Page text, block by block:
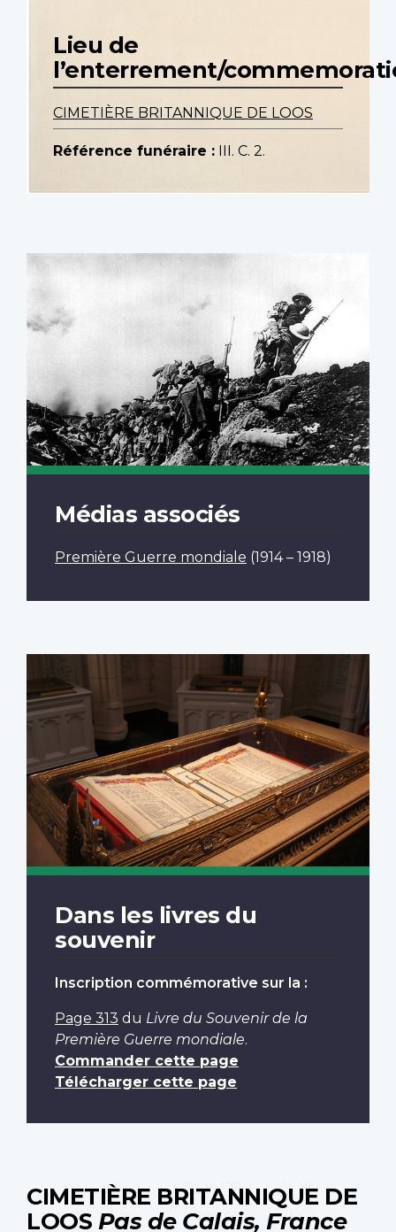
Lieu de
l’enterrement/
CIMETIÈRE BRITANNIQUE DE LOOS
Référence funéraire : III. C. 2.
Médias associés
Première Guerre mondiale (1914 – 1918)
Dans les livres du
souvenir
Inscription commémorative sur la :
Page 313 du Livre du Souvenir de la
Première Guerre mondiale.
Commander cette page
Télécharger cette page
CIMETIÈRE BRITANNIQUE DE
LOOS Pas de Calais, France